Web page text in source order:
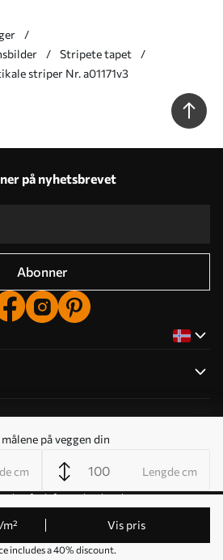
på veggen din
cm Lengde cm
/m² Vis pris
includes a 40% discount.
Stripete tapet
striper Nr. a01171v3
på nyhetsbrevet
Abonner
for informasjonskapsler
rettigheter forbeholdt. Drives av
VAT ID: PL9223057591.